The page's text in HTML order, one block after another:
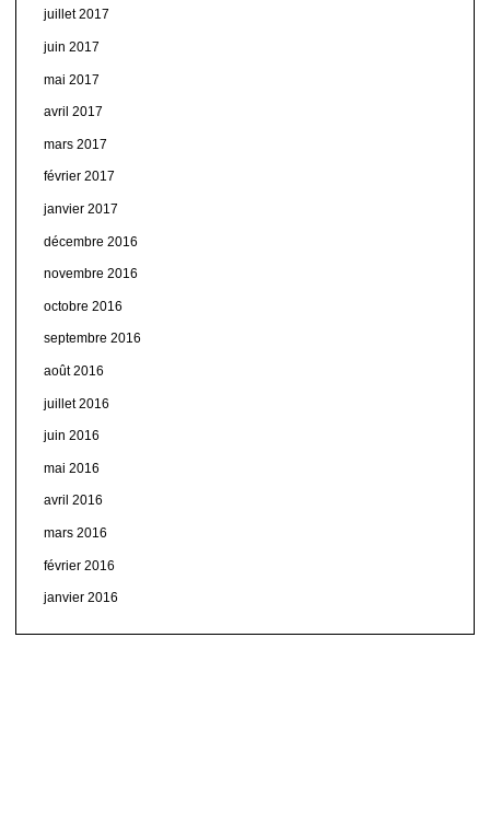
juillet 2017
juin 2017
mai 2017
avril 2017
mars 2017
février 2017
janvier 2017
décembre 2016
novembre 2016
octobre 2016
septembre 2016
août 2016
juillet 2016
juin 2016
mai 2016
avril 2016
mars 2016
février 2016
janvier 2016